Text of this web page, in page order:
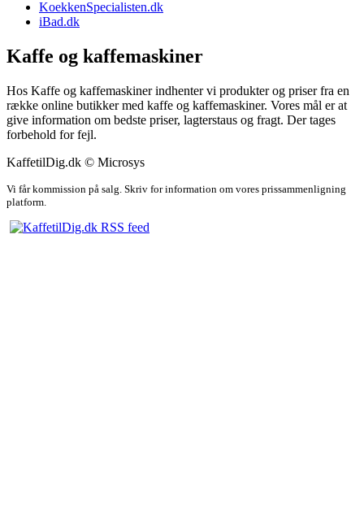
KoekkenSpecialisten.dk
iBad.dk
Kaffe og kaffemaskiner
Hos Kaffe og kaffemaskiner indhenter vi produkter og priser fra en
række online butikker med kaffe og kaffemaskiner. Vores mål er at
give information om bedste priser, lagterstaus og fragt. Der tages
forbehold for fejl.
KaffetilDig.dk © Microsys
Vi får kommission på salg. Skriv for information om vores prissammenligning
platform.